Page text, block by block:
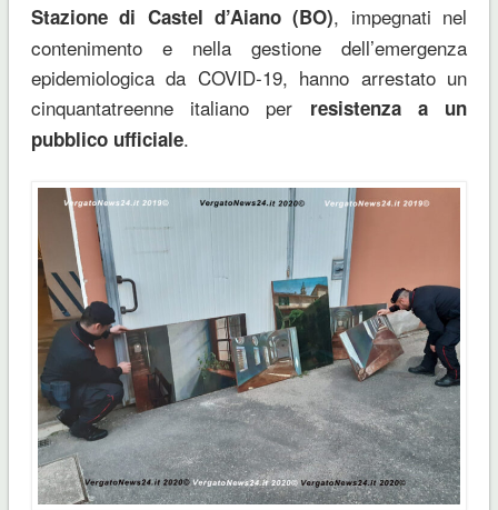
Stazione di Castel d’Aiano (BO), impegnati nel
contenimento e nella gestione dell’emergenza
epidemiologica da COVID-19, hanno arrestato un
cinquantatreenne italiano per resistenza a un
pubblico ufficiale.